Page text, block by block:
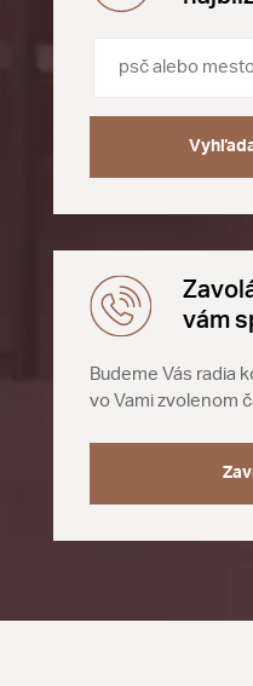
vám
Budeme Vás radia
vo Vami zvolenom